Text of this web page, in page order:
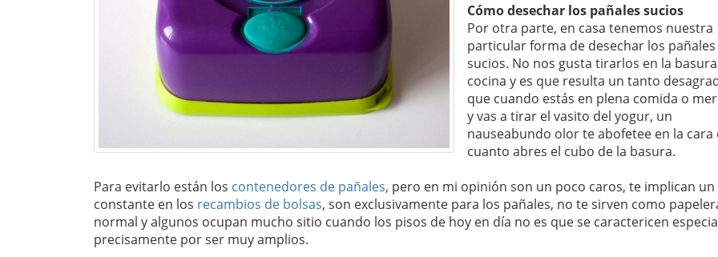
Cómo desechar los pañales sucios
Por otra parte, en casa tenemos nuestra
particular forma de desechar los pañales
sucios. No nos gusta tirarlos en la
cocina y es que resulta un tanto
que cuando estás en plena comida o
y vas a tirar el vasito del yogur, un
nauseabundo olor te abofetee en la cara
cuanto abres el cubo de la basura.
Para evitarlo están los contenedores de pañales, pero en mi opinión son un poco caros, te implican un
constante en los recambios de bolsas, son exclusivamente para los pañales, no te sirven como
normal y algunos ocupan mucho sitio cuando los pisos de hoy en día no es que se caractericen
precisamente por ser muy amplios.